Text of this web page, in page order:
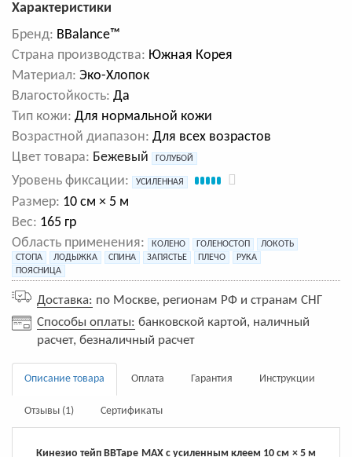
Характеристики
Бренд: BBalance™
Cтрана производства: Южная Корея
Материал: Эко-Хлопок
Влагостойкость: Да
Тип кожи: Для нормальной кожи
Возрастной диапазон: Для всех возрастов
Цвет товара: Бежевый ГОЛУБОЙ
Уровень фиксации: УСИЛЕННАЯ
Размер: 10 см × 5 м
Вес: 165 гр
Область применения:
КОЛЕНО ГОЛЕНОСТОП
ЛОКОТЬ
СТОПА
ЛОДЫЖКА СПИНА ЗАПЯСТЬЕ ПЛЕЧО
РУКА
ПОЯСНИЦА
Доставка: по Москве, регионам РФ и странам СНГ
Способы оплаты: банковской картой, наличный
расчет, безналичный расчет
Описание товара Оплата Гарантия Инструкции
Отзывы (1) Сертификаты
Кинезио тейп BBTape MAX с усиленным клеем 10 см × 5 м